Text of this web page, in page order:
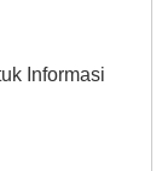
Informasi